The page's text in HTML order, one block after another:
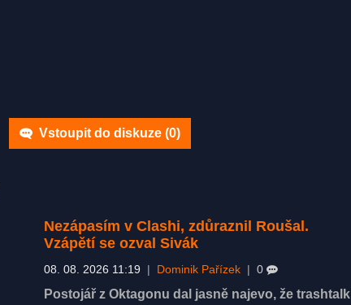
Vstoupit do diskuze (0)
Nezápasím v Clashi, zdůraznil Roušal.
Vzápětí se ozval Sivák
08. 08. 2026 11:19 | Dominik Pařízek | 0
Postojář z Oktagonu dal jasně najevo, že trashtalk